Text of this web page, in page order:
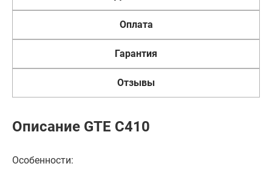
Оплата
Гарантия
Отзывы
Описание GTE C410
Особенности: